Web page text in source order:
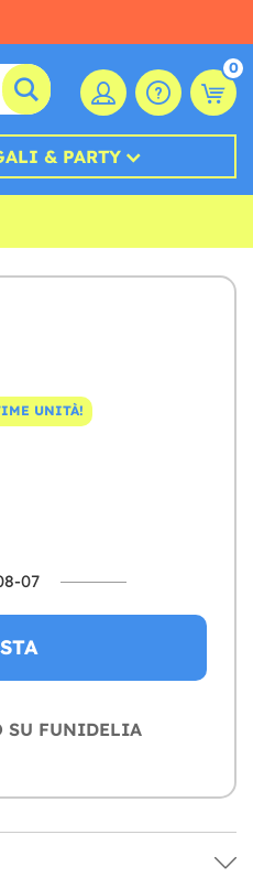
0
& PARTY
UNITÀ!
07
SU FUNIDELIA